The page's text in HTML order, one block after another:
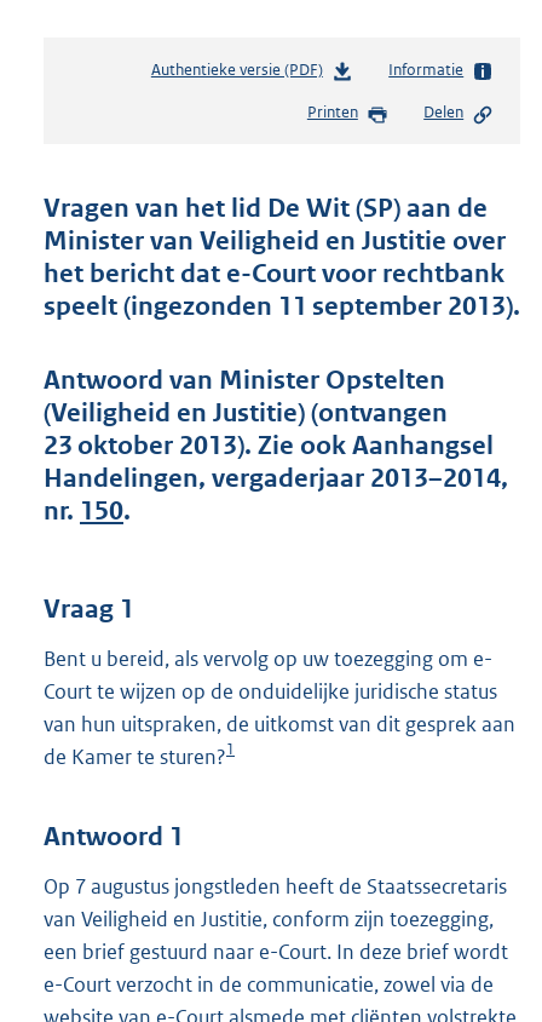
Authentieke versie (PDF)b
s
n
d
s
g
r
t
e
:
4
Informatie
Printen Delen
Vragen van het lid De Wit (SP) aan de
Minister van Veiligheid en Justitie over
het bericht dat e-Court voor rechtbank
speelt (ingezonden 11 september 2013).
Antwoord van Minister Opstelten
(Veiligheid en Justitie) (ontvangen
23 oktober 2013). Zie ook Aanhangsel
Handelingen, vergaderjaar 2013–2014,
nr. 150.
Vraag 1
Bent u bereid, als vervolg op uw toezegging om e-
Court te wijzen op de onduidelijke juridische status
van hun uitspraken, de uitkomst van dit gesprek aan
de Kamer te sturen?1
Antwoord 1
Op 7 augustus jongstleden heeft de Staatssecretaris
van Veiligheid en Justitie, conform zijn toezegging,
een brief gestuurd naar e-Court. In deze brief wordt
e-Court verzocht in de communicatie, zowel via de